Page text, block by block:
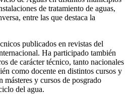
de tratamiento de aguas,
entre las que destaca la
publicados en revistas del
Ha participado también
de carácter técnico, tanto nacionales
como docente en distintos cursos y
másteres y cursos de posgrado
del agua.